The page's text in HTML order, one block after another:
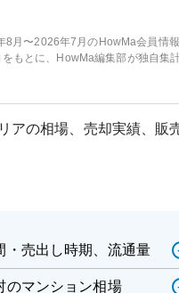
月〜2026年7月のHowMa会員情
をもとに、HowMa編集部が独自集
アの相場、売却実績、販
・売出し時期、流通量
のマンション相場